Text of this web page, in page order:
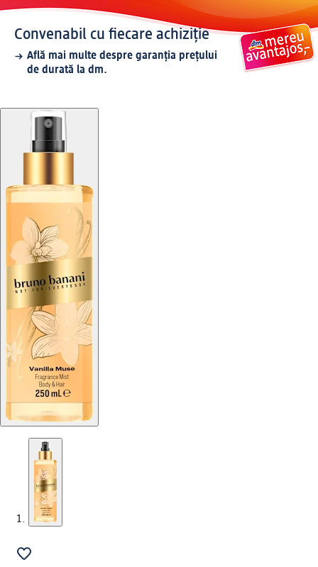
Convenabil cu fiecare achiziție
Află mai multe despre garanția prețului
de durată la dm.